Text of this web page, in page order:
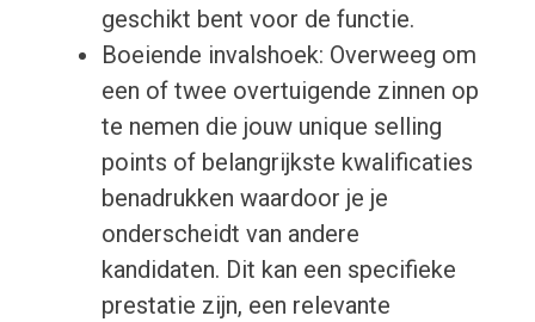
geschikt bent voor de functie.
Boeiende invalshoek: Overweeg om
een of twee overtuigende zinnen op
te nemen die jouw unique selling
points of belangrijkste kwalificaties
benadrukken waardoor je je
onderscheidt van andere
kandidaten. Dit kan een specifieke
prestatie zijn, een relevante